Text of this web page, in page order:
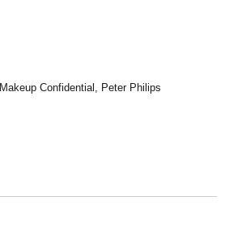
Makeup Confidential , Peter Philips